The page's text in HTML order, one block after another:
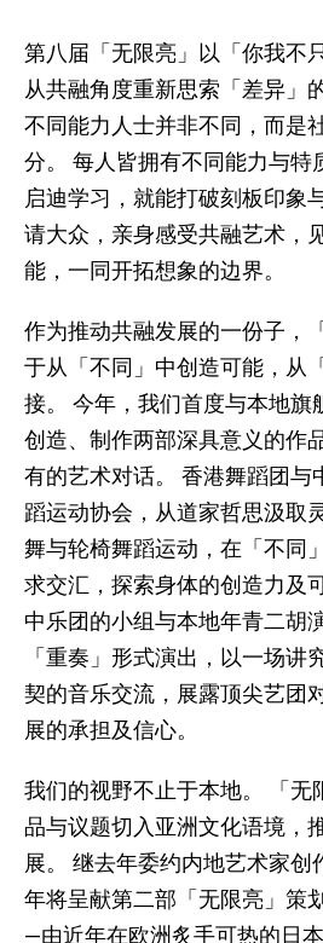
第八届「无限亮」以「你我不
从共融角度重新思索「差异」
不同能力人士并非不同，而是
分。 每人皆拥有不同能力与特
启迪学习，就能打破刻板印象
请大众，亲身感受共融艺术，
能，一同开拓想象的边界。
作为推动共融发展的一份子，
于从「不同」中创造可能，从
接。 今年，我们首度与本地旗
创造、制作两部深具意义的作
有的艺术对话。 香港舞蹈团与
蹈运动协会，从道家哲思汲取
舞与轮椅舞蹈运动，在「不同
求交汇，探索身体的创造力及
中乐团的小组与本地年青二胡
「重奏」形式演出，以一场讲
契的音乐交流，展露顶尖艺团
展的承担及信心。
我们的视野不止于本地。 「无
品与议题切入亚洲文化语境，
展。 继去年委约内地艺术家创
年将呈献第二部「无限亮」策
—由近年在欧洲炙手可热的日